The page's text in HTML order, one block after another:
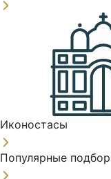
Иконостасы
Популярные